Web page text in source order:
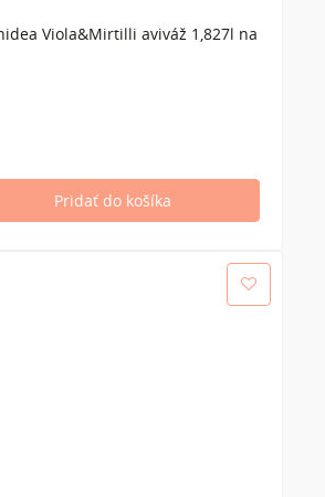
Viola&Mirtilli aviváž 1,827l na